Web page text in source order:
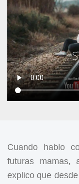
Cuando hablo
futuras mamas,
explico que